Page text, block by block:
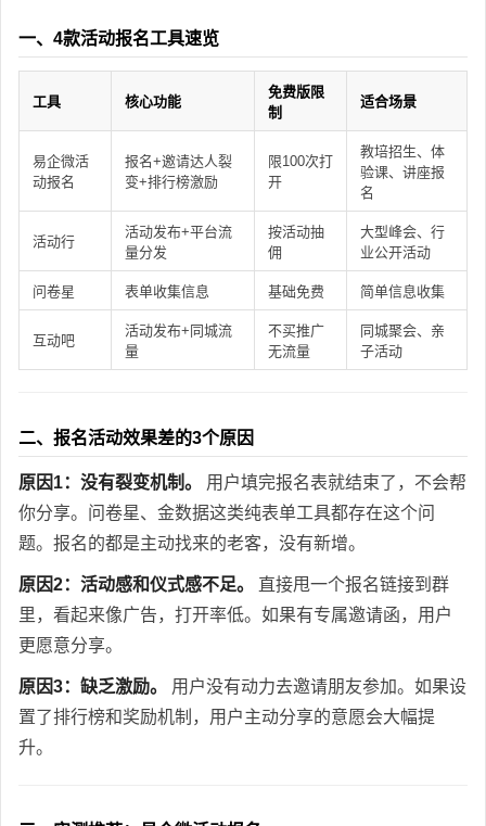
一、4款活动报名工具速览
工具 核心功能
免费版限
制
适合场景
易企微活
动报名
报名+邀请达人裂
变+排行榜激励
限100次打
开
教培招生、体
验课、讲座报
名
活动行
活动发布+平台流
量分发
按活动抽
佣
大型峰会、行
业公开活动
问卷星 表单收集信息 基础免费 简单信息收集
互动吧
活动发布+同城流
量
不买推广
无流量
同城聚会、亲
子活动
二、报名活动效果差的3个原因
原因1：没有裂变机制。
用户填完报名表就结束了，不会帮
你分享。问卷星、金数据这类纯表单工具都存在这个问
题。报名的都是主动找来的老客，没有新增。
原因2：活动感和仪式感不足。
直接甩一个报名链接到群
里，看起来像广告，打开率低。如果有专属邀请函，用户
更愿意分享。
原因3：缺乏激励。
用户没有动力去邀请朋友参加。如果设
置了排行榜和奖励机制，用户主动分享的意愿会大幅提
升。